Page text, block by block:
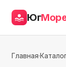
Юг
Главная·